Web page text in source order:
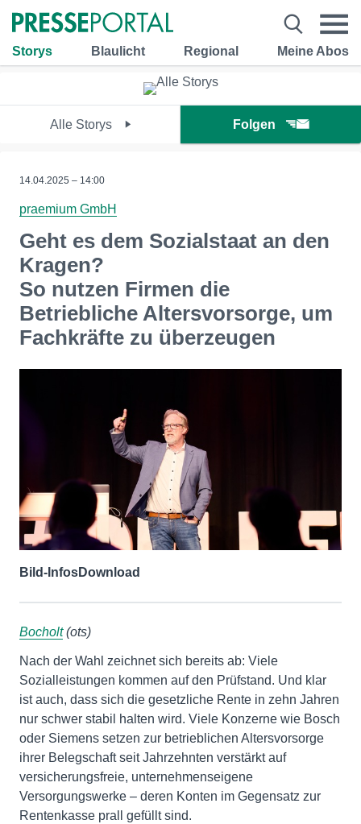
Storys Blaulicht Regional Meine Abos
Alle Storys Folgen
14.04.2025 – 14:00
praemium GmbH
Geht es dem Sozialstaat an den
Kragen?
So nutzen Firmen die
Betriebliche Altersvorsorge, um
Fachkräfte zu überzeugen
Bild-InfosDownload
Bocholt(ots)
Nach der Wahl zeichnet sich bereits ab: Viele
Sozialleistungen kommen auf den Prüfstand. Und klar
ist auch, dass sich die gesetzliche Rente in zehn Jahren
nur schwer stabil halten wird. Viele Konzerne wie Bosch
oder Siemens setzen zur betrieblichen Altersvorsorge
ihrer Belegschaft seit Jahrzehnten verstärkt auf
versicherungsfreie, unternehmenseigene
Versorgungswerke – deren Konten im Gegensatz zur
Rentenkasse prall gefüllt sind.